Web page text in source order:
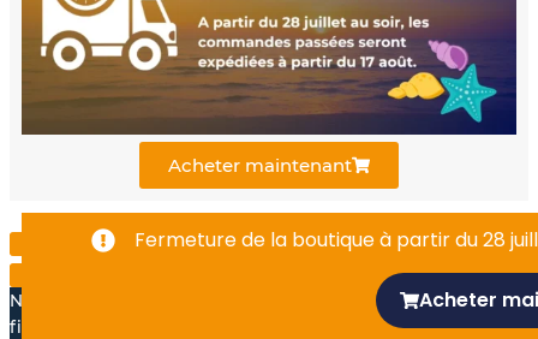
o
o
k
-
b
e
d
i
n
Acheter maintenant
Fermeture de la boutique à partir du 28
Acheter
Nous aimerions avec votre accord, utiliser vos données à des
fins statistiques et pour vous proposer des annonces